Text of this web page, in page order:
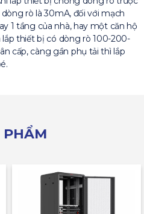
rò là 30mA, đối với mạch
1 tầng của nhà, hay một căn hộ
thiết bị có dòng rò 100-200-
cấp, càng gần phụ tải thì lắp
PHẨM